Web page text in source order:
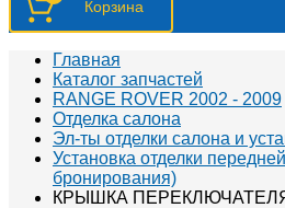
Главная
Каталог запчастей
RANGE ROVER 2002 - 2009
Отделка салона
Эл-ты отделки салона и
Установка отделки
бронирования)
КРЫШКА